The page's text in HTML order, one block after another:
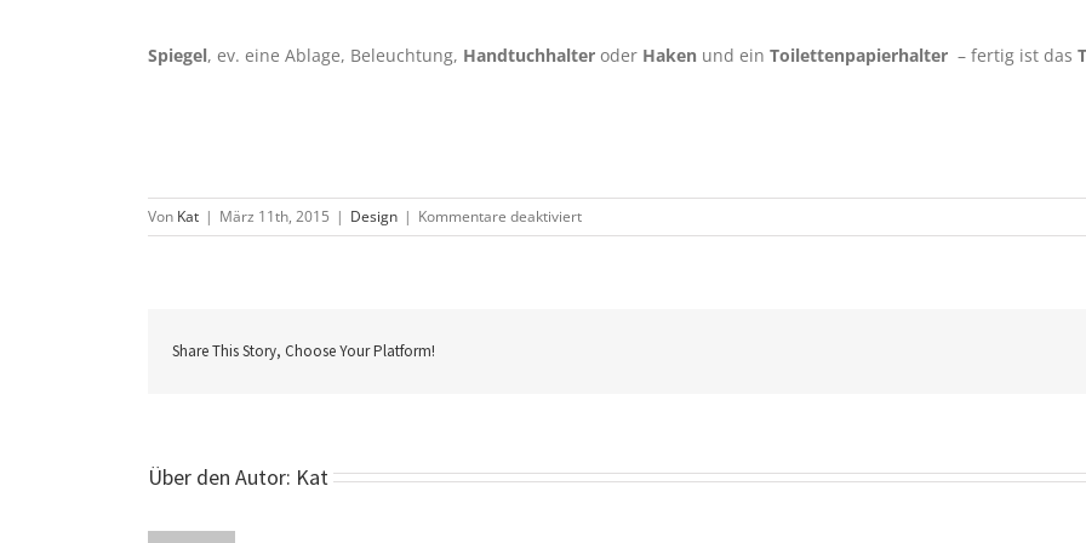
Spiegel, ev. eine Ablage, Beleuchtung, Handtuchhalter oder Haken und ein Toilettenpapierhalter – fertig ist das
Von Kat | März 11th, 2015 | Design | Kommentare deaktiviertfür
Bad:
Share This Story, Choose Your Platform!
Über den Autor: Kat